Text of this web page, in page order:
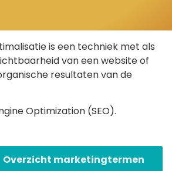
is een techniek met als
van een website of
resultaten van de
Optimization (SEO).
Overzicht marketingtermen